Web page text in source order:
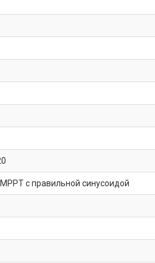
с правильной синусоидой